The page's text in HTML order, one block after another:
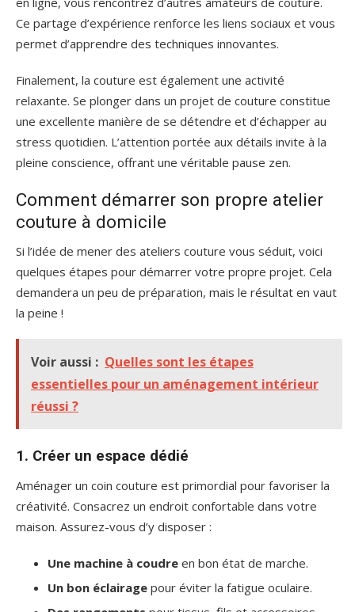
Ce partage d’expérience renforce les liens sociaux et vous
permet d’apprendre des techniques innovantes.
Finalement, la couture est également une activité
relaxante. Se plonger dans un projet de couture constitue
une excellente manière de se détendre et d’échapper au
stress quotidien. L’attention portée aux détails invite à la
pleine conscience, offrant une véritable pause zen.
Comment démarrer son propre atelier
couture à domicile
Si l’idée de mener des ateliers couture vous séduit, voici
quelques étapes pour démarrer votre propre projet. Cela
demandera un peu de préparation, mais le résultat en vaut
la peine !
Voir aussi : Quelles sont les étapes
essentielles pour un aménagement intérieur
réussi ?
1. Créer un espace dédié
Aménager un coin couture est primordial pour favoriser la
créativité. Consacrez un endroit confortable dans votre
maison. Assurez-vous d’y disposer :
Une machine à coudre en bon état de marche.
Un bon éclairage pour éviter la fatigue oculaire.